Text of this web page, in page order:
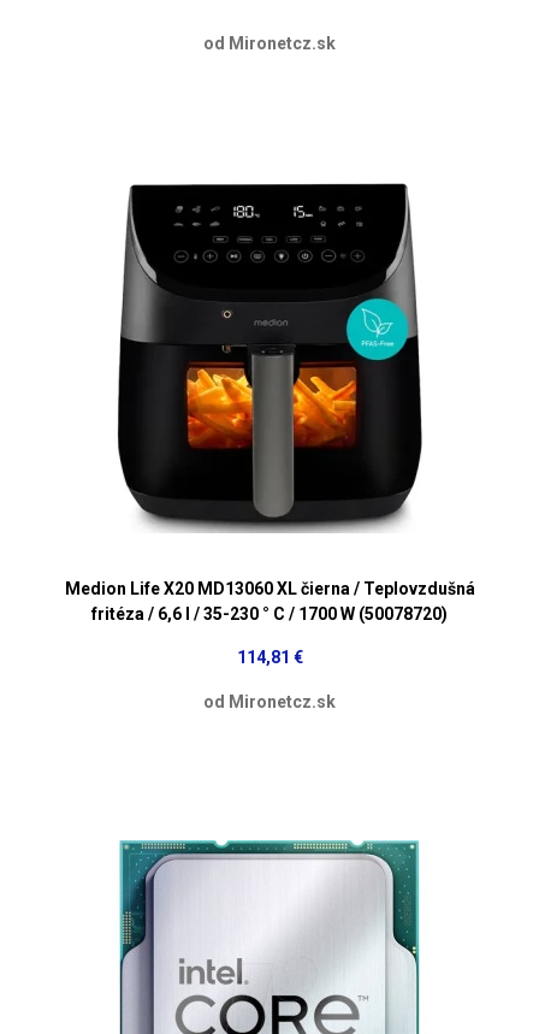
od Mironetcz.sk
Medion Life X20 MD13060 XL čierna / Teplovzdušná
fritéza / 6,6 l / 35-230 ° C / 1700 W (50078720)
114,81 €
od Mironetcz.sk